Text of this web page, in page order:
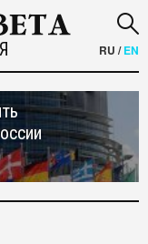
RU /EN